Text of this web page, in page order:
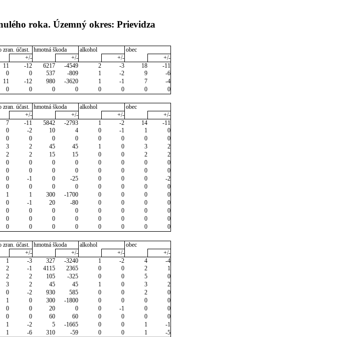
roka. Územný okres: Prievidza
zran. účast. hmotná škoda alkohol
obec
+/- +/- +/-
+/-
11 -12 6217 -4549 2 -3 18
-11
0 0 537 -809 1 -2 9
-6
11 -12 980 -3620 1 -1 7
-4
0 0 0 0 0 0 0
0
zran. účast. hmotná škoda alkohol
obec
+/- +/- +/-
+/-
7 -11 5842 -2793 1 -2 14
-11
0 -2 10 4 0 -1 1
0
0 0 0 0 0 0 0
0
3 2 45 45 1 0 3
2
2 2 15 15 0 0 2
2
0 0 0 0 0 0 0
0
0 0 0 0 0 0 0
0
0 -1 0 -25 0 0 0
-2
0 0 0 0 0 0 0
0
1 1 300 -1700 0 0 0
0
0 -1 20 -80 0 0 0
0
0 0 0 0 0 0 0
0
0 0 0 0 0 0 0
0
0 0 0 0 0 0 0
0
zran. účast. hmotná škoda alkohol
obec
+/- +/- +/-
+/-
1 -3 327 -3240 1 -2 4
-4
2 -1 4115 2365 0 0 2
1
2 2 105 -325 0 0 5
0
3 2 45 45 1 0 3
2
0 -2 930 585 0 0 2
0
1 0 300 -1800 0 0 0
0
0 0 20 0 0 -1 0
0
0 0 60 60 0 0 0
0
1 -2 5 -1665 0 0 1
-1
1 -6 310 -59 0 0 1
-5